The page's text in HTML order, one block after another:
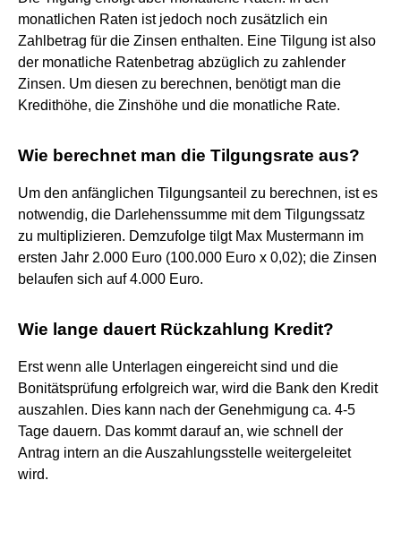
monatlichen Raten ist jedoch noch zusätzlich ein
Zahlbetrag für die Zinsen enthalten. Eine Tilgung ist also
der monatliche Ratenbetrag abzüglich zu zahlender
Zinsen. Um diesen zu berechnen, benötigt man die
Kredithöhe, die Zinshöhe und die monatliche Rate.
Wie berechnet man die Tilgungsrate aus?
Um den anfänglichen Tilgungsanteil zu berechnen, ist es
notwendig, die Darlehenssumme mit dem Tilgungssatz
zu multiplizieren. Demzufolge tilgt Max Mustermann im
ersten Jahr 2.000 Euro (100.000 Euro x 0,02); die Zinsen
belaufen sich auf 4.000 Euro.
Wie lange dauert Rückzahlung Kredit?
Erst wenn alle Unterlagen eingereicht sind und die
Bonitätsprüfung erfolgreich war, wird die Bank den Kredit
auszahlen. Dies kann nach der Genehmigung ca. 4-5
Tage dauern. Das kommt darauf an, wie schnell der
Antrag intern an die Auszahlungsstelle weitergeleitet
wird.